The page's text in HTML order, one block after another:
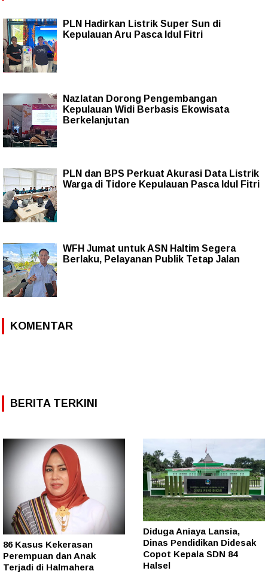
PLN Hadirkan Listrik Super Sun di
Kepulauan Aru Pasca Idul Fitri
Nazlatan Dorong Pengembangan
Kepulauan Widi Berbasis Ekowisata
Berkelanjutan
PLN dan BPS Perkuat Akurasi Data Listrik
Warga di Tidore Kepulauan Pasca Idul Fitri
WFH Jumat untuk ASN Haltim Segera
Berlaku, Pelayanan Publik Tetap Jalan
KOMENTAR
BERITA TERKINI
86 Kasus Kekerasan
Perempuan dan Anak
Terjadi di Halmahera
Diduga Aniaya Lansia,
Dinas Pendidikan Didesak
Copot Kepala SDN 84
Halsel